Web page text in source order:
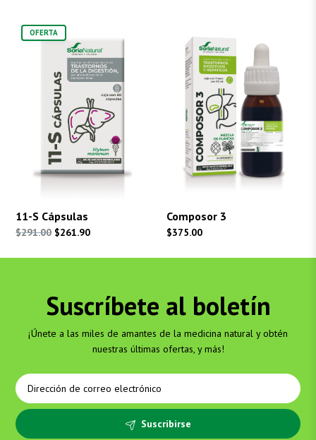
OFERTA
11-S Cápsulas
$291.00 El
$291.00.
$261.90El
$261.90.
Composor 3
$375.00
Suscríbete al boletín
¡Únete a las miles de amantes de la medicina natural y obtén
nuestras últimas ofertas, y más!
Suscribirse